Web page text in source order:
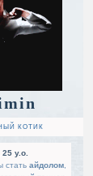
КОТИК
y.o.
стать айдолом,